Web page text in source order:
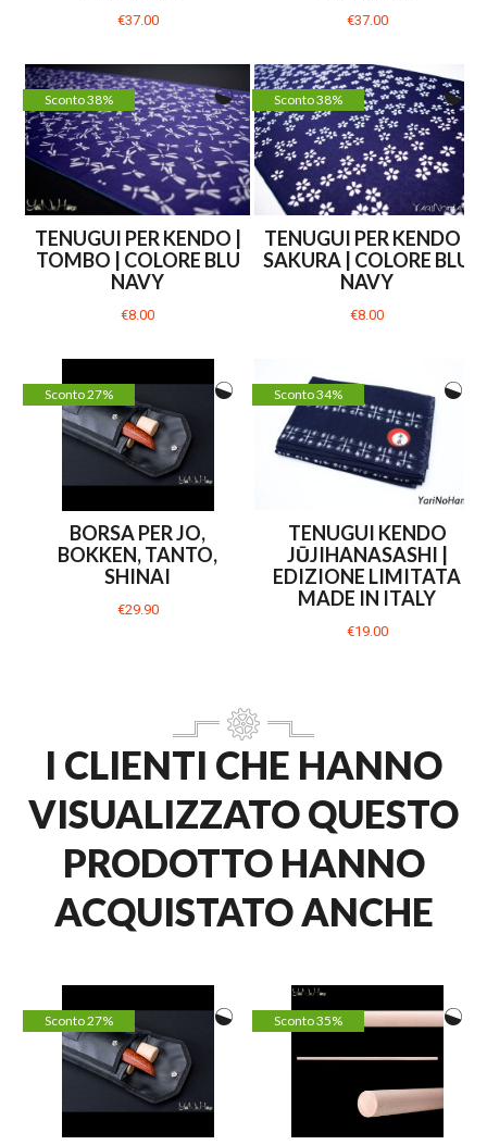
€37.00 €37.00
Sconto 38%
TENUGUI PER KENDO |
TOMBO | COLORE BLU
NAVY
€8.00
Sconto 38%
TENUGUI PER KENDO |
SAKURA | COLORE BLU
NAVY
€8.00
Sconto 27%
BORSA PER JO,
BOKKEN, TANTO,
SHINAI
€29.90
Sconto 34%
TENUGUI KENDO
JŪJIHANASASHI |
EDIZIONE LIMITATA
MADE IN ITALY
€19.00
I CLIENTI CHE HANNO
VISUALIZZATO QUESTO
PRODOTTO HANNO
ACQUISTATO ANCHE
Sconto 27% Sconto 35%